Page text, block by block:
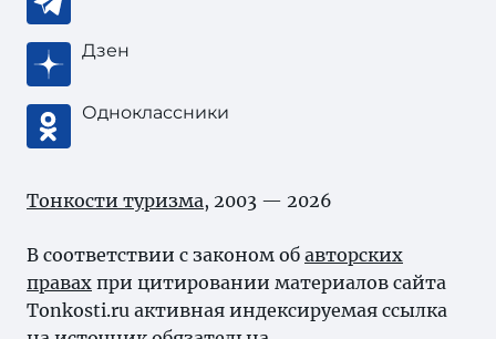
Дзен
Одноклассники
Тонкости туризма, 2003 — 2026
В соответствии с законом об авторских
правах при цитировании материалов сайта
Tonkosti.ru активная индексируемая ссылка